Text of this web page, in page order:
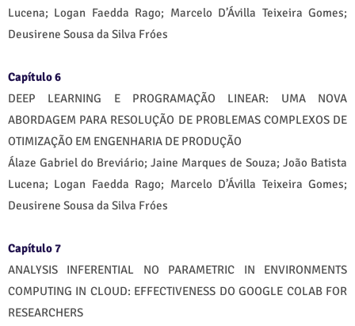
Lucena; Logan Faedda Rago; Marcelo D’Ávilla Teixeira Gomes;
Deusirene Sousa da Silva Fróes
Capítulo 6
DEEP LEARNING E PROGRAMAÇÃO LINEAR: UMA NOVA
ABORDAGEM PARA RESOLUÇÃO DE PROBLEMAS COMPLEXOS DE
OTIMIZAÇÃO EM ENGENHARIA DE PRODUÇÃO
Álaze Gabriel do Breviário; Jaine Marques de Souza; João Batista
Lucena; Logan Faedda Rago; Marcelo D’Ávilla Teixeira Gomes;
Deusirene Sousa da Silva Fróes
Capítulo 7
ANALYSIS INFERENTIAL NO PARAMETRIC IN ENVIRONMENTS
COMPUTING IN CLOUD: EFFECTIVENESS DO GOOGLE COLAB FOR
RESEARCHERS